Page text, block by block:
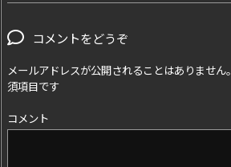
コメントをどうぞ
メールアドレスが公開されることはありません。
須項目です
コメント